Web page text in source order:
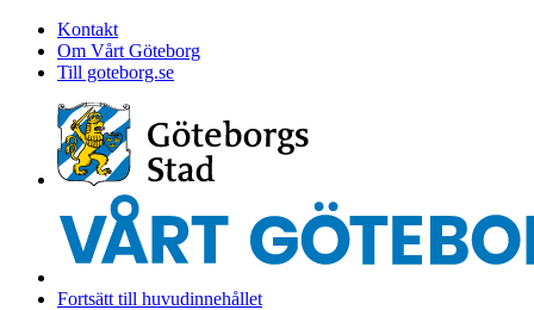
Kontakt
Om Vårt Göteborg
Till goteborg.se
Fortsätt till huvudinnehållet